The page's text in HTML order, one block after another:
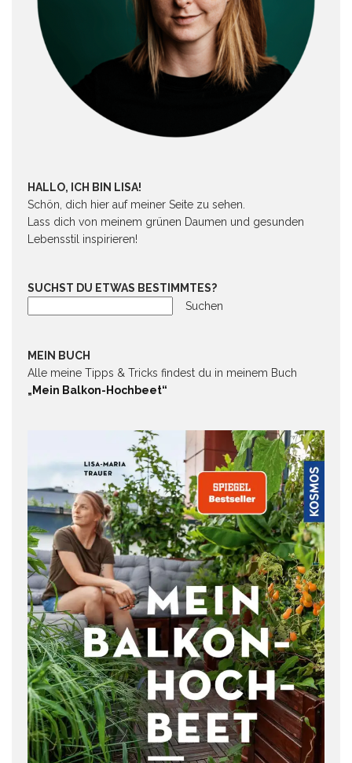
HALLO, ICH BIN LISA!
Schön, dich hier auf meiner Seite zu sehen.
Lass dich von meinem grünen Daumen und gesunden
Lebensstil inspirieren!
SUCHST DU ETWAS BESTIMMTES?
Suchen
MEIN BUCH
Alle meine Tipps & Tricks findest du in meinem Buch
„Mein Balkon-Hochbeet“